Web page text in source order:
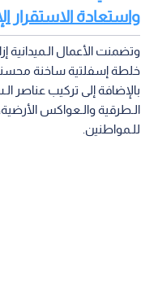
واستعادة الاستقرار
وتضمنت الأعمال الـميدانية
خلطة إسفلتية ساخنة محسنة
بالإضافة إلى تركيب عناصر
الـطرقية والـعواكس
للـمواطنين.